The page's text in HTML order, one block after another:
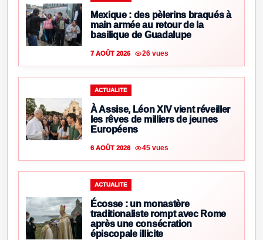
Mexique : des pèlerins braqués à
main armée au retour de la
basilique de Guadalupe
7 AOÛT 2026 26 vues
ACTUALITE
À Assise, Léon XIV vient réveiller
les rêves de milliers de jeunes
Européens
6 AOÛT 2026 45 vues
ACTUALITE
Écosse : un monastère
traditionaliste rompt avec Rome
après une consécration
épiscopale illicite